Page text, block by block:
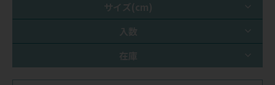
サイズ(cm)
入数
在庫